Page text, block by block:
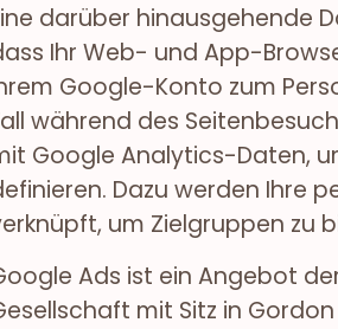
darüber hinausgehende
Ihr Web- und App-
Google-Konto zum
während des
Google Analytics-Daten,
Dazu werden Ihre
um Zielgruppen zu
Ads ist ein Angebot
mit Sitz in